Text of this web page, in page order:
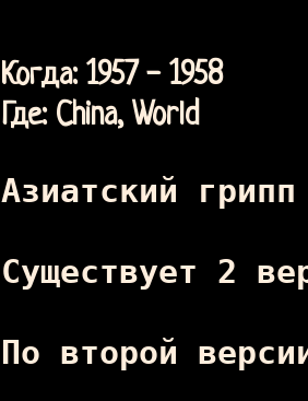
Когда: 1957 - 1958
Где: China, World
Азиатский
Существует 2
По второй